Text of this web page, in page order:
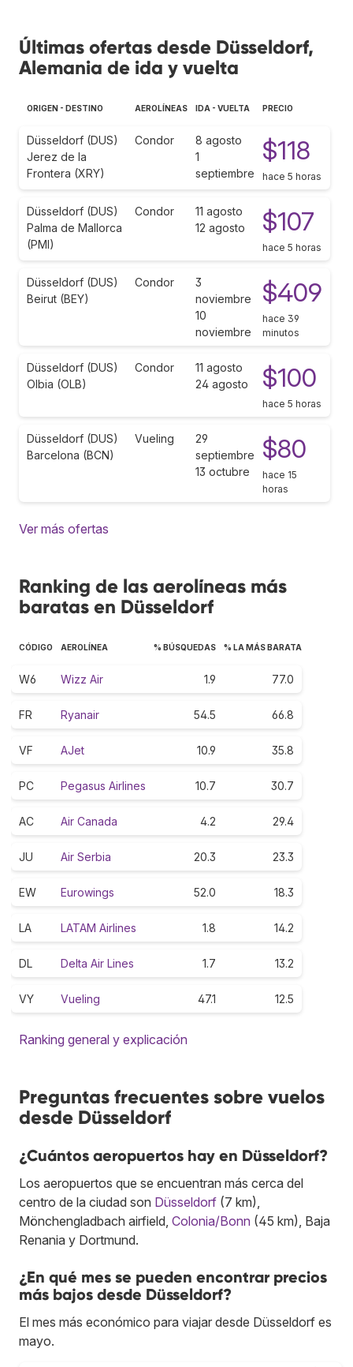
Últimas ofertas desde Düsseldorf,
Alemania de ida y vuelta
ORIGEN - DESTINO AEROLÍNEAS IDA - VUELTA PRECIO
Düsseldorf (DUS)
Jerez de la
Frontera (XRY)
Condor
8 agosto
1
septiembre
$118
hace 5 horas
Düsseldorf (DUS)
Palma de Mallorca
(PMI)
Condor
11 agosto
12 agosto
$107
hace 5 horas
Düsseldorf (DUS)
Beirut (BEY)
Condor
3
noviembre
10
noviembre
$409
hace 39
minutos
Düsseldorf (DUS)
Olbia (OLB)
Condor
11 agosto
24 agosto
$100
hace 5 horas
Düsseldorf (DUS)
Barcelona (BCN)
Vueling
29
septiembre
13 octubre
$80
hace 15
horas
Ver más ofertas
Ranking de las aerolíneas más
baratas en Düsseldorf
CÓDIGO AEROLÍNEA % BÚSQUEDAS % LA MÁS BARATA
W6 Wizz Air 1.9 77.0
FR Ryanair 54.5 66.8
VF AJet 10.9 35.8
PC Pegasus Airlines 10.7 30.7
AC Air Canada 4.2 29.4
JU Air Serbia 20.3 23.3
EW Eurowings 52.0 18.3
LA LATAM Airlines 1.8 14.2
DL Delta Air Lines 1.7 13.2
VY Vueling 47.1 12.5
Ranking general y explicación
Preguntas frecuentes sobre vuelos
desde Düsseldorf
¿Cuántos aeropuertos hay en Düsseldorf?
Los aeropuertos que se encuentran más cerca del
centro de la ciudad son Düsseldorf (7 km),
Mönchengladbach airfield, Colonia/Bonn (45 km), Baja
Renania y Dortmund.
¿En qué mes se pueden encontrar precios
más bajos desde Düsseldorf?
El mes más económico para viajar desde Düsseldorf es
mayo.